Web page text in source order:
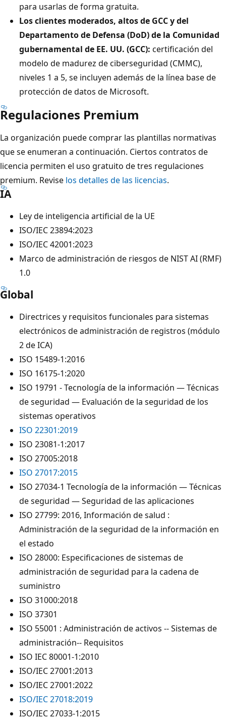
para usarlas de forma gratuita.
Los clientes moderados, altos de GCC y del
Departamento de Defensa (DoD) de la Comunidad
gubernamental de EE. UU. (GCC): certificación del
modelo de madurez de ciberseguridad (CMMC),
niveles 1 a 5, se incluyen además de la línea base de
protección de datos de Microsoft.
Regulaciones Premium
La organización puede comprar las plantillas normativas
que se enumeran a continuación. Ciertos contratos de
licencia permiten el uso gratuito de tres regulaciones
premium. Revise los detalles de las licencias.
IA
Ley de inteligencia artificial de la UE
ISO/IEC 23894:2023
ISO/IEC 42001:2023
Marco de administración de riesgos de NIST AI (RMF)
1.0
Global
Directrices y requisitos funcionales para sistemas
electrónicos de administración de registros (módulo
2 de ICA)
ISO 15489-1:2016
ISO 16175-1:2020
ISO 19791 - Tecnología de la información — Técnicas
de seguridad — Evaluación de la seguridad de los
sistemas operativos
ISO 22301:2019
ISO 23081-1:2017
ISO 27005:2018
ISO 27017:2015
ISO 27034-1 Tecnología de la información — Técnicas
de seguridad — Seguridad de las aplicaciones
ISO 27799: 2016, Información de salud :
Administración de la seguridad de la información en
el estado
ISO 28000: Especificaciones de sistemas de
administración de seguridad para la cadena de
suministro
ISO 31000:2018
ISO 37301
ISO 55001 : Administración de activos -- Sistemas de
administración-- Requisitos
ISO IEC 80001-1:2010
ISO/IEC 27001:2013
ISO/IEC 27001:2022
ISO/IEC 27018:2019
ISO/IEC 27033-1:2015